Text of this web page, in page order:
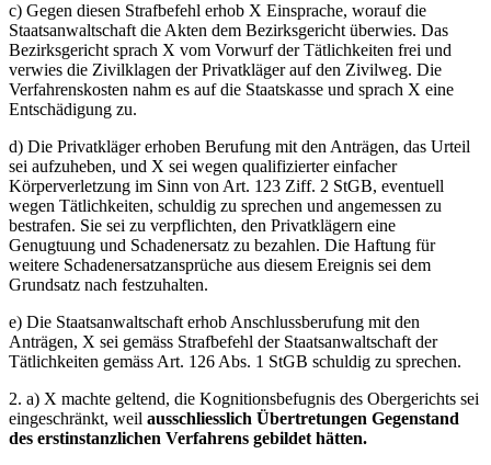
c) Gegen diesen Strafbefehl erhob X Einsprache, worauf die
Staatsanwaltschaft die Akten dem Bezirksgericht überwies. Das
Bezirksgericht sprach X vom Vorwurf der Tätlichkeiten frei und
verwies die Zivilklagen der Privatkläger auf den Zivilweg. Die
Verfahrenskosten nahm es auf die Staatskasse und sprach X eine
Entschädigung zu.
d) Die Privatkläger erhoben Berufung mit den Anträgen, das Urteil
sei aufzuheben, und X sei wegen qualifizierter einfacher
Körperverletzung im Sinn von Art. 123 Ziff. 2 StGB, eventuell
wegen Tätlichkeiten, schuldig zu sprechen und angemessen zu
bestrafen. Sie sei zu verpflichten, den Privatklägern eine
Genugtuung und Schadenersatz zu bezahlen. Die Haftung für
weitere Schadenersatzansprüche aus diesem Ereignis sei dem
Grundsatz nach festzuhalten.
e) Die Staatsanwaltschaft erhob Anschlussberufung mit den
Anträgen, X sei gemäss Strafbefehl der Staatsanwaltschaft der
Tätlichkeiten gemäss Art. 126 Abs. 1 StGB schuldig zu sprechen.
2. a) X machte geltend, die Kognitionsbefugnis des Obergerichts sei
eingeschränkt, weil ausschliesslich Übertretungen Gegenstand
des erstinstanzlichen Verfahrens gebildet hätten.